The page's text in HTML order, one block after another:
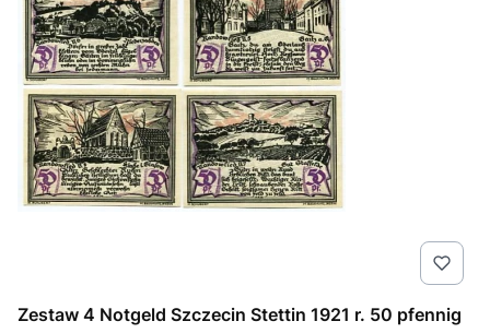
Zestaw 4 Notgeld Szczecin Stettin 1921 r. 50 pfennig